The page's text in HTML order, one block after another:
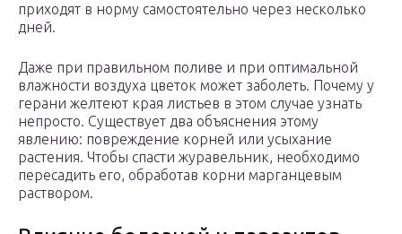
приходят в норму самостоятельно через несколько
дней.
Даже при правильном поливе и при оптимальной
влажности воздуха цветок может заболеть. Почему у
герани желтеют края листьев в этом случае узнать
непросто. Существует два объяснения этому
явлению: повреждение корней или усыхание
растения. Чтобы спасти журавельник, необходимо
пересадить его, обработав корни марганцевым
раствором.